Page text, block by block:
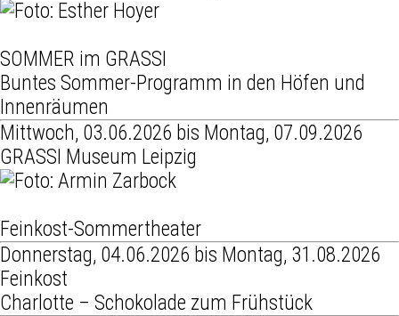
SOMMER im GRASSI
Buntes Sommer-Programm in den Höfen und
Innenräumen
Mittwoch, 03.06.2026 bis Montag, 07.09.2026
GRASSI Museum Leipzig
Feinkost-Sommertheater
Donnerstag, 04.06.2026 bis Montag, 31.08.2026
Feinkost
Charlotte – Schokolade zum Frühstück